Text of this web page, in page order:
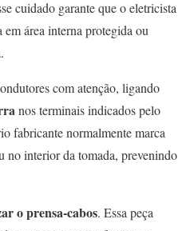
cuidado garante que o eletricista
em área interna protegida ou
com atenção, ligando
nos terminais indicados pelo
fabricante normalmente marca
no interior da tomada, prevenindo
o prensa-cabos. Essa peça